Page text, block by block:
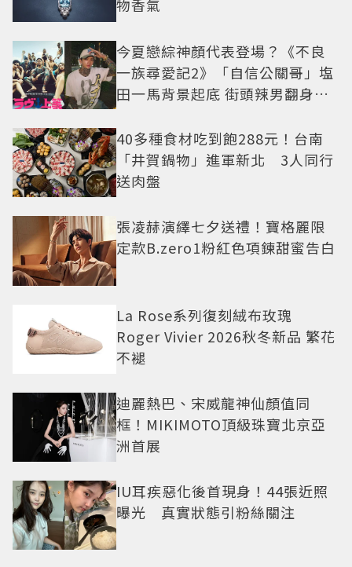
物香氣
今夏戀綜神顏代表登場？《不良
一族尋愛記2》「自信公關哥」塩
田一馬背景起底 街頭辣男翻身當
40多種食材吃到飽288元！台南
「井賀鍋物」進軍新北 3人同行
送肉盤
張凌赫演繹七夕送禮！寶格麗限
定款B.zero1粉紅色項鍊甜蜜告白
La Rose系列復刻絨布玫瑰
Roger Vivier 2026秋冬新品 繁花
不褪
迪麗熱巴、宋威龍神仙顏值同
框！MIKIMOTO頂級珠寶北京亞
洲首展
IU耳疾惡化後首現身！44張近照
曝光 真實狀態引粉絲關注